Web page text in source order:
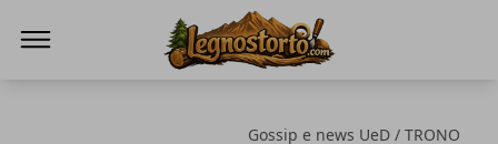
Gossip e news UeD / TRONO